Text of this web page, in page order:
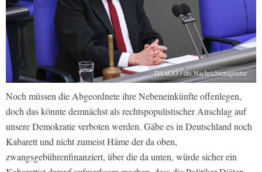
IMAGO / dts Nachrichtenagentur
Noch müssen die Abgeordnete ihre Nebeneinkünfte offenlegen,
doch das könnte demnächst als rechtspopulistischer Anschlag auf
unsere Demokratie verboten werden. Gäbe es in Deutschland noch
Kabarett und nicht zumeist Häme der da oben,
zwangsgebührenfinanziert, über die da unten, würde sicher ein